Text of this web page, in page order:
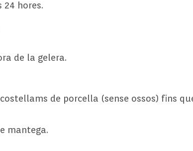
24 hores.
de la gelera.
de porcella (sense ossos) fins
mantega.